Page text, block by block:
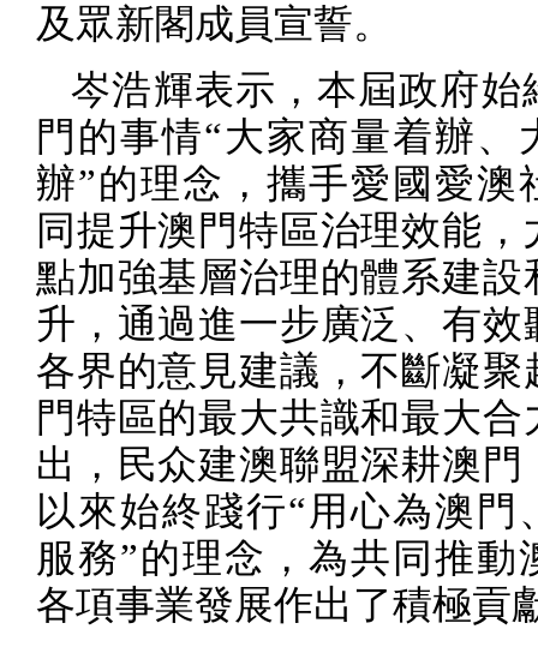
及眾新閣成員宣誓。
岑浩輝表示，本屆政府始
門的事情“大家商量着辦、
辦”的理念，攜手愛國愛澳
同提升澳門特區治理效能，
點加強基層治理的體系建設
升，通過進一步廣泛、有效
各界的意見建議，不斷凝聚
門特區的最大共識和最大合
出，民众建澳聯盟深耕澳門
以來始終踐行“用心為澳門
服務”的理念，為共同推動
各項事業發展作出了積極貢